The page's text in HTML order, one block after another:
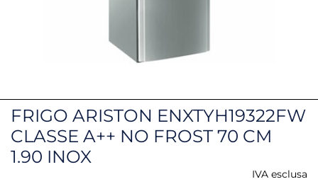
FRIGO ARISTON ENXTYH19322FW
CLASSE A++ NO FROST 70 CM
1.90 INOX
IVA esclusa